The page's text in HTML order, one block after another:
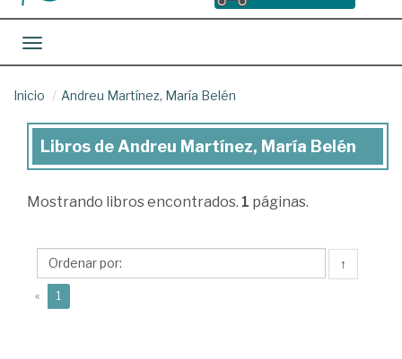
Toggle navigation
Inicio Andreu Martínez, María Belén
Libros
Andreu
María
Belén
Libros de Andreu Martínez, María Belén
Mostrando libros encontrados. 1 páginas.
↑
« 1